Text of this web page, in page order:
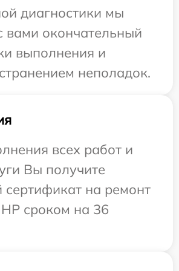
диагностики мы
вами окончательный
выполнения и
неполадок.
всех работ и
Вы получите
на ремонт
сроком на 36